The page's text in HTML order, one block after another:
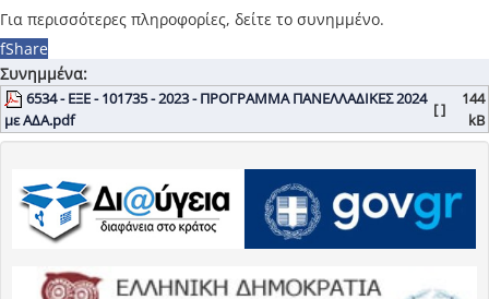
Για περισσότερες πληροφορίες, δείτε το συνημμένο.
fShare
Συνημμένα:
6534 - ΕΞΕ - 101735 - 2023 - ΠΡΟΓΡΑΜΜΑ ΠΑΝΕΛΛΑΔΙΚΕΣ 2024
με ΑΔΑ.pdf
[ ]
144
kB